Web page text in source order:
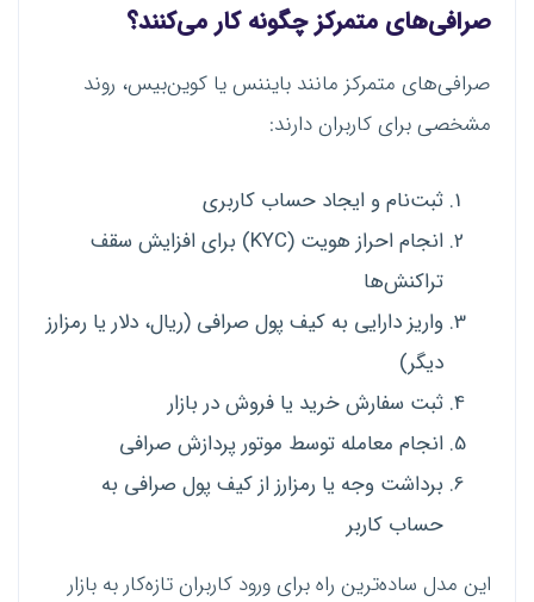
صرافی‌های متمرکز چگونه کار می‌کنند؟
صرافی‌های متمرکز مانند بایننس یا کوین‌بیس، روند
مشخصی برای کاربران دارند:
ثبت‌نام و ایجاد حساب کاربری
انجام احراز هویت (KYC) برای افزایش سقف
تراکنش‌ها
واریز دارایی به کیف پول صرافی (ریال، دلار یا رمزارز
دیگر)
ثبت سفارش خرید یا فروش در بازار
انجام معامله توسط موتور پردازش صرافی
برداشت وجه یا رمزارز از کیف پول صرافی به
حساب کاربر
این مدل ساده‌ترین راه برای ورود کاربران تازه‌کار به بازار